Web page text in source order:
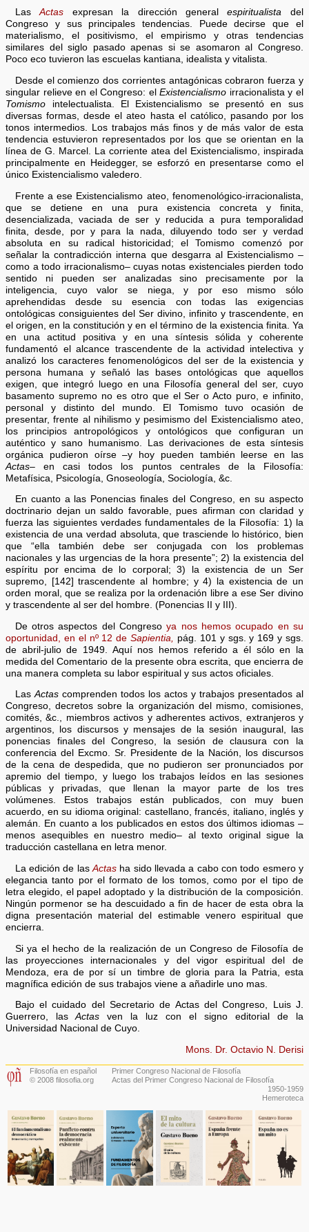
LasActas expresan la dirección generalespiritualista del
Congreso y sus principales tendencias. Puede decirse que el
materialismo, el positivismo, el empirismo y otras tendencias
similares del siglo pasado apenas si se asomaron al Congreso.
Poco eco tuvieron las escuelas kantiana, idealista y vitalista.
Desde el comienzo dos corrientes antagónicas cobraron fuerza y
singular relieve en el Congreso: elExistencialismo irracionalista y el
Tomismo intelectualista. El Existencialismo se presentó en sus
diversas formas, desde el ateo hasta el católico, pasando por los
tonos intermedios. Los trabajos más finos y de más valor de esta
tendencia estuvieron representados por los que se orientan en la
línea de G. Marcel. La corriente atea del Existencialismo, inspirada
principalmente en Heidegger, se esforzó en presentarse como el
único Existencialismo valedero.
Frente a ese Existencialismo ateo, fenomenológico-irracionalista,
que se detiene en una pura existencia concreta y finita,
desencializada, vaciada de ser y reducida a pura temporalidad
finita, desde, por y para la nada, diluyendo todo ser y verdad
absoluta en su radical historicidad; el Tomismo comenzó por
señalar la contradicción interna que desgarra al Existencialismo –
como a todo irracionalismo– cuyas notas existenciales pierden todo
sentido ni pueden ser analizadas sino precisamente por la
inteligencia, cuyo valor se niega, y por eso mismo sólo
aprehendidas desde su esencia con todas las exigencias
ontológicas consiguientes del Ser divino, infinito y trascendente, en
el origen, en la constitución y en el término de la existencia finita. Ya
en una actitud positiva y en una síntesis sólida y coherente
fundamentó el alcance trascendente de la actividad intelectiva y
analizó los caracteres fenomenológicos del ser de la existencia y
persona humana y señaló las bases ontológicas que aquellos
exigen, que integró luego en una Filosofía general del ser, cuyo
basamento supremo no es otro que el Ser o Acto puro, e infinito,
personal y distinto del mundo. El Tomismo tuvo ocasión de
presentar, frente al nihilismo y pesimismo del Existencialismo ateo,
los principios antropológicos y ontológicos que configuran un
auténtico y sano humanismo. Las derivaciones de esta síntesis
orgánica pudieron oírse –y hoy pueden también leerse en las
Actas– en casi todos los puntos centrales de la Filosofía:
Metafísica, Psicología, Gnoseología, Sociología, &c.
En cuanto a las Ponencias finales del Congreso, en su aspecto
doctrinario dejan un saldo favorable, pues afirman con claridad y
fuerza las siguientes verdades fundamentales de la Filosofía: 1) la
existencia de una verdad absoluta, que trasciende lo histórico, bien
que “ella también debe ser conjugada con los problemas
nacionales y las urgencias de la hora presente”; 2) la existencia del
espíritu por encima de lo corporal; 3) la existencia de un Ser
supremo, [142] trascendente al hombre; y 4) la existencia de un
orden moral, que se realiza por la ordenación libre a ese Ser divino
y trascendente al ser del hombre. (Ponencias II y III).
De otros aspectos del Congresoya nos hemos ocupado en su
oportunidad, en el nº 12 deSapientia,
pág. 101 y sgs. y 169 y sgs.
de abril-julio de 1949. Aquí nos hemos referido a él sólo en la
medida del Comentario de la presente obra escrita, que encierra de
una manera completa su labor espiritual y sus actos oficiales.
LasActascomprenden todos los actos y trabajos presentados al
Congreso, decretos sobre la organización del mismo, comisiones,
comités, &c., miembros activos y adherentes activos, extranjeros y
argentinos, los discursos y mensajes de la sesión inaugural, las
ponencias finales del Congreso, la sesión de clausura con la
conferencia del Excmo. Sr. Presidente de la Nación, los discursos
de la cena de despedida, que no pudieron ser pronunciados por
apremio del tiempo, y luego los trabajos leídos en las sesiones
públicas y privadas, que llenan la mayor parte de los tres
volúmenes. Estos trabajos están publicados, con muy buen
acuerdo, en su idioma original: castellano, francés, italiano, inglés y
alemán. En cuanto a los publicados en estos dos últimos idiomas –
menos asequibles en nuestro medio– al texto original sigue la
traducción castellana en letra menor.
La edición de lasActas ha sido llevada a cabo con todo esmero y
elegancia tanto por el formato de los tomos, como por el tipo de
letra elegido, el papel adoptado y la distribución de la composición.
Ningún pormenor se ha descuidado a fin de hacer de esta obra la
digna presentación material del estimable venero espiritual que
encierra.
Si ya el hecho de la realización de un Congreso de Filosofía de
las proyecciones internacionales y del vigor espiritual del de
Mendoza, era de por sí un timbre de gloria para la Patria, esta
magnífica edición de sus trabajos viene a añadirle uno mas.
Bajo el cuidado del Secretario de Actas del Congreso, Luis J.
Guerrero, las Actasven la luz con el signo editorial de la
Universidad Nacional de Cuyo.
Mons. Dr. Octavio N. Derisi
Filosofía en español
© 2008 filosofia.org
Primer Congreso Nacional de Filosofía
Actas del Primer Congreso Nacional de Filosofía
1950-1959
Hemeroteca